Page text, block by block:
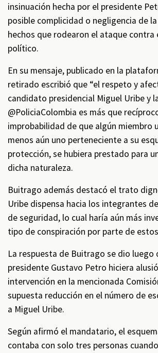
insinuación hecha por el presidente
posible complicidad o negligencia de
hechos que rodearon el ataque
político.
En su mensaje, publicado en la
retirado escribió que “el respeto y
candidato presidencial Miguel Uribe y
@PoliciaColombia es más que
improbabilidad de que algún miembro
menos aún uno perteneciente a su
protección, se hubiera prestado para
dicha naturaleza.
Buitrago además destacó el trato
Uribe dispensa hacia los integrantes
de seguridad, lo cual haría aún más
tipo de conspiración por parte de
La respuesta de Buitrago se dio luego
presidente Gustavo Petro hiciera
intervención en la mencionada
supuesta reducción en el número de
a Miguel Uribe.
Según afirmó el mandatario, el
contaba con solo tres personas